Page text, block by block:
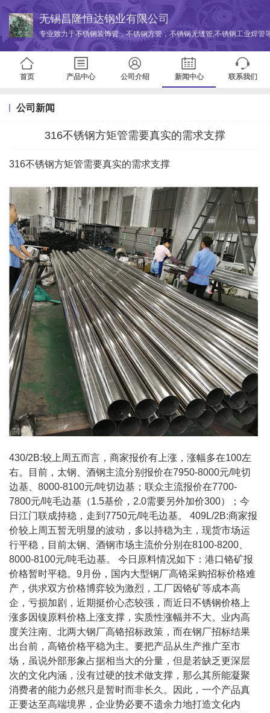
无锡昌隆恒达钢业有限公司
专业致力于不锈钢装饰管，不锈钢方管，不锈钢无缝管,不锈钢工业焊管
首页 产品中心 公司介绍 新闻中心 联系我们
公司新闻
316不锈钢方矩管需要真实的需求支撑
316不锈钢方矩管需要真实的需求支撑
430/2B:较上周五而言，商家报价有上涨，涨幅多在100左
右。目前，太钢、酒钢主流分别报价在7950-8000元/吨切
边基、8000-8100元/吨切边基；联众主流报价在7700-
7800元/吨毛边基（1.5基价，2.0需要另外加价300）；今
日江门联成持稳，走到7750元/吨毛边基。 409L/2B:商家报
价较上周五暂无明显的波动，多以持稳为主，现货市场运
行平稳，目前太钢、酒钢市场主流价分别在8100-8200、
8000-8100元/吨毛边基。 今日原料情况如下：港口铬矿报
价格暂时平稳。9月份，国内大型钢厂高铬采购招标价格难
产，供求双方价格博弈较为激烈，工厂因铬矿等成本高
企，亏损加剧，近期挺价心态较强，而近日不锈钢价格上
涨多因镍原料价格上涨支撑，实质性涨幅并不大。业内高
度关注南、北两大钢厂高铬招标政策，而在钢厂招标结果
出台前，高铬价格平稳为主。要把产品从生产推广至市
场，虽说外部形象占据相当大的分量，但是若缺乏更深层
次的文化内涵，没有过硬的技术做支撑，那么其所能凝聚
消费者的能力必然只是暂时而非长久。因此，一个产品真
正要达至高端境界，企业势必要不遗余力地打造文化内